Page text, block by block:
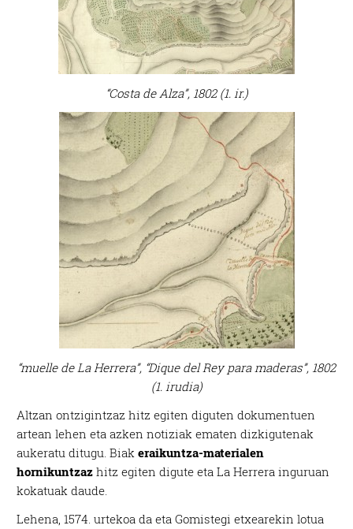
“Costa de Alza”, 1802 (1. ir.)
“muelle de La Herrera”, “Dique del Rey para maderas”, 1802
(1. irudia)
Altzan ontzigintzaz hitz egiten diguten dokumentuen
artean lehen eta azken notiziak ematen dizkigutenak
aukeratu ditugu. Biakeraikuntza-materialen
hornikuntzaz hitz egiten digute eta La Herrera inguruan
kokatuak daude.
Lehena, 1574. urtekoa da eta Gomistegi etxearekin lotua